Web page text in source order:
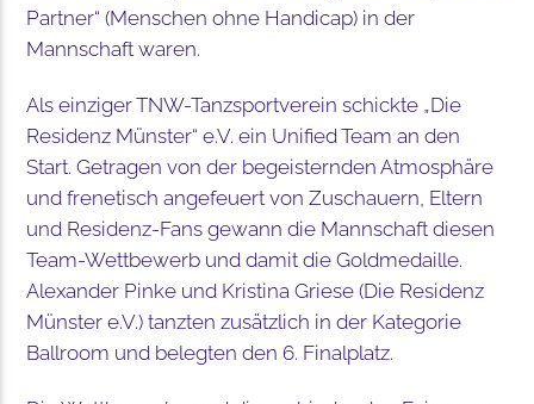
Partner“ (Menschen ohne Handicap) in der
Mannschaft waren.
Als einziger TNW-Tanzsportverein schickte „Die
Residenz Münster“ e.V. ein Unified Team an den
Start. Getragen von der begeisternden Atmosphäre
und frenetisch angefeuert von Zuschauern, Eltern
und Residenz-Fans gewann die Mannschaft diesen
Team-Wettbewerb und damit die Goldmedaille.
Alexander Pinke und Kristina Griese (Die Residenz
Münster e.V.) tanzten zusätzlich in der Kategorie
Ballroom und belegten den 6. Finalplatz.